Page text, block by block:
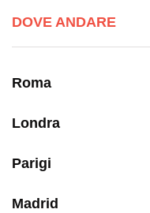
DOVE ANDARE
Roma
Londra
Parigi
Madrid